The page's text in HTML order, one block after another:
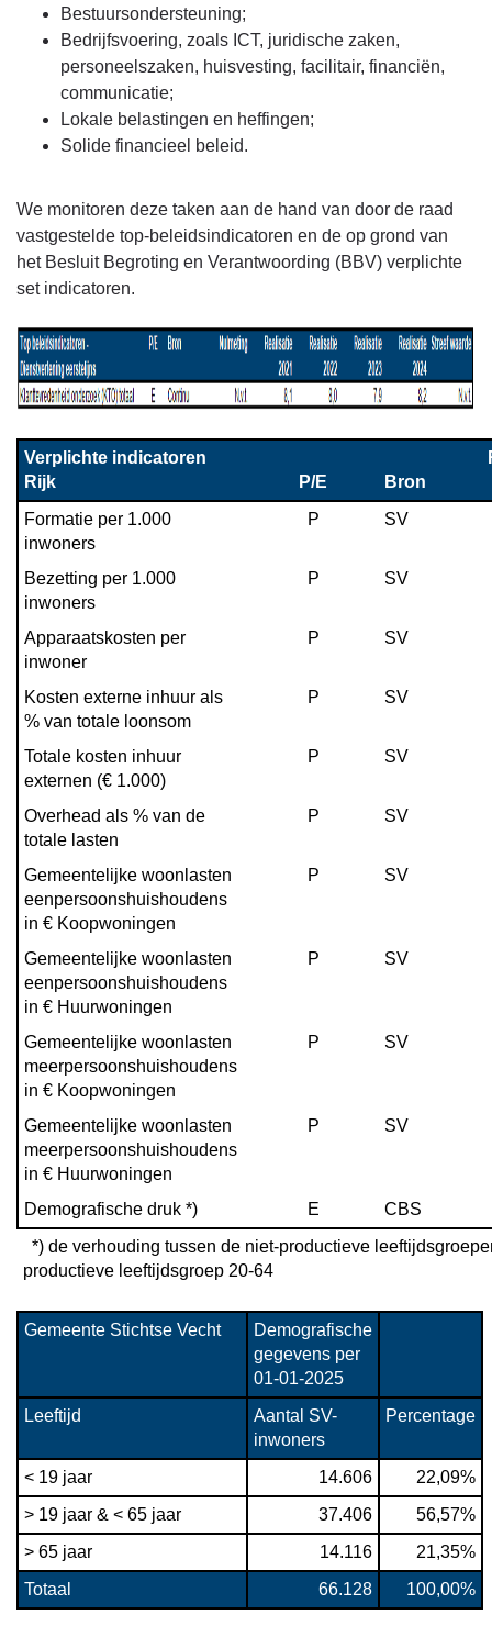
Beleid
programma
Going
concern-
Bestuursondersteuning;
Bedrijfsvoering, zoals ICT, juridische zaken,
personeelszaken, huisvesting, facilitair, financiën,
communicatie;
Lokale belastingen en heffingen;
Solide financieel beleid.
We monitoren deze taken aan de hand van door de raad
vastgestelde top-beleidsindicatoren en de op grond van
het Besluit Begroting en Verantwoording (BBV) verplichte
set indicatoren.
Verplichte indicatoren
Rijk
P/E Bron
Formatie per 1.000
inwoners
P SV
Bezetting per 1.000
inwoners
P SV
Apparaatskosten per
inwoner
P SV
Kosten externe inhuur als
% van totale loonsom
P SV
Totale kosten inhuur
externen (€ 1.000)
P SV
Overhead als % van de
totale lasten
P SV
Gemeentelijke woonlasten
eenpersoonshuishoudens
in € Koopwoningen
P SV
Gemeentelijke woonlasten
eenpersoonshuishoudens
in € Huurwoningen
P SV
Gemeentelijke woonlasten
meerpersoonshuishoudens
in € Koopwoningen
P SV
Gemeentelijke woonlasten
meerpersoonshuishoudens
in € Huurwoningen
P SV
Demografische druk *) E
CBS
productieve leeftijdsgroep 20-64
Gemeente Stichtse Vecht
Demografische
gegevens per
01-01-2025
Leeftijd
Aantal SV-
inwoners
Percentage
< 19 jaar 14.606
22,09%
> 19 jaar & < 65 jaar
37.406
56,57%
> 65 jaar
14.116
21,35%
Totaal
66.128 100,00%